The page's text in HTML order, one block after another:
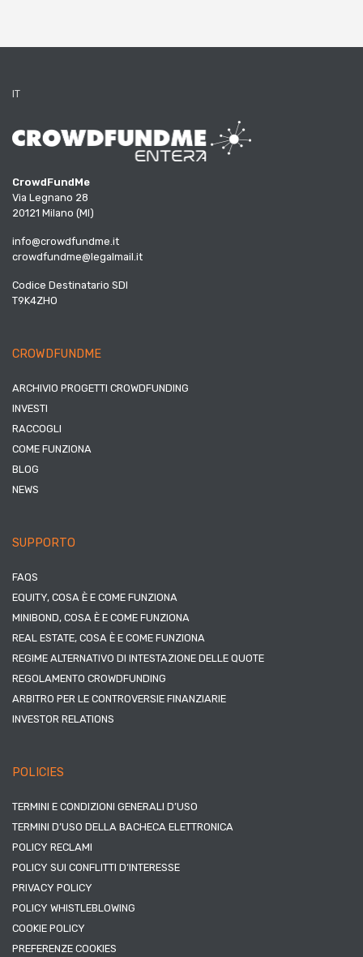
IT
CrowdFundMe
Via Legnano 28
20121 Milano (MI)
info@crowdfundme.it
crowdfundme@legalmail.it
Codice Destinatario SDI
T9K4ZHO
CROWDFUNDME
ARCHIVIO PROGETTI CROWDFUNDING
INVESTI
RACCOGLI
COME FUNZIONA
BLOG
NEWS
SUPPORTO
FAQS
EQUITY, COSA È E COME FUNZIONA
MINIBOND, COSA È E COME FUNZIONA
REAL ESTATE, COSA È E COME FUNZIONA
REGIME ALTERNATIVO DI INTESTAZIONE DELLE QUOTE
REGOLAMENTO CROWDFUNDING
ARBITRO PER LE CONTROVERSIE FINANZIARIE
INVESTOR RELATIONS
POLICIES
TERMINI E CONDIZIONI GENERALI D’USO
TERMINI D’USO DELLA BACHECA ELETTRONICA
POLICY RECLAMI
POLICY SUI CONFLITTI D’INTERESSE
PRIVACY POLICY
POLICY WHISTLEBLOWING
COOKIE POLICY
PREFERENZE COOKIES